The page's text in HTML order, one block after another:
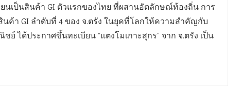
ยนเป็นสินค้า GI ตัวแรกของไทย ที่ผสานอัตลักษณ์ท้องถิ่น การ
ค้า GI ลำดับที่ 4 ของ จ.ตรัง ในยุคที่โลกให้ความสำคัญกับ
ได้ประกาศขึ้นทะเบียน “แตงโมเกาะสุกร” จาก จ.ตรัง เป็น